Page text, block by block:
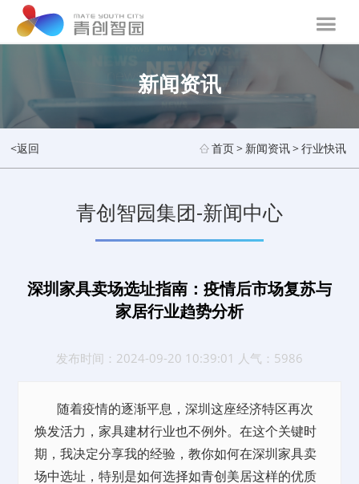
新闻资讯
<返回 首页> 新闻资讯>行业快讯
青创智园集团-新闻中心
深圳家具卖场选址指南：疫情后市场复苏与
家居行业趋势分析
发布时间：2024-09-20 10:39:01 人气：5986
随着疫情的逐渐平息，深圳这座经济特区再次
焕发活力，家具建材行业也不例外。在这个关键时
期，我决定分享我的经验，教你如何在深圳家具卖
场中选址，特别是如何选择如青创美居这样的优质